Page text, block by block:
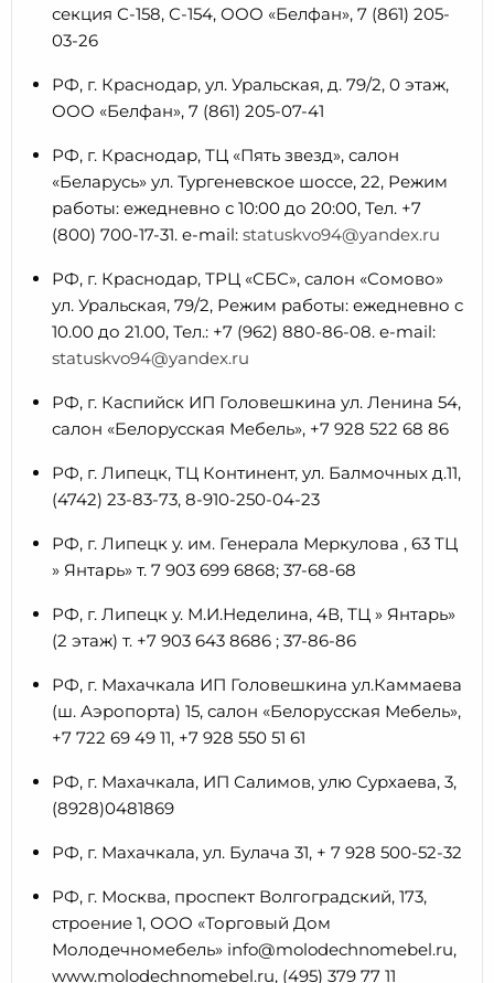
секция С-158, С-154, ООО «Белфан», 7 (861) 205-
03-26
РФ, г. Краснодар, ул. Уральская, д. 79/2, 0 этаж,
ООО «Белфан», 7 (861) 205-07-41
РФ, г. Краснодар, ТЦ «Пять звезд», салон
«Беларусь» ул. Тургеневское шоссе, 22, Режим
работы: ежедневно с 10:00 до 20:00, Тел. +7
(800) 700-17-31. e-mail: statuskvo94@yandex.ru
РФ, г. Краснодар, ТРЦ «СБС», салон «Сомово»
ул. Уральская, 79/2, Режим работы: ежедневно с
10.00 до 21.00, Тел.: +7 (962) 880-86-08. e-mail:
statuskvo94@yandex.ru
РФ, г. Каспийск ИП Головешкина ул. Ленина 54,
салон «Белорусская Мебель», +7 928 522 68 86
РФ, г. Липецк, ТЦ Континент, ул. Балмочных д.11,
(4742) 23-83-73, 8-910-250-04-23
РФ, г. Липецк у. им. Генерала Меркулова , 63 ТЦ
» Янтарь» т. 7 903 699 6868; 37-68-68
РФ, г. Липецк у. М.И.Неделина, 4В, ТЦ » Янтарь»
(2 этаж) т. +7 903 643 8686 ; 37-86-86
РФ, г. Махачкала ИП Головешкина ул.Каммаева
(ш. Аэропорта) 15, салон «Белорусская Мебель»,
+7 722 69 49 11, +7 928 550 51 61
РФ, г. Махачкала, ИП Салимов, улю Сурхаева, 3,
(8928)0481869
РФ, г. Махачкала, ул. Булача 31, + 7 928 500-52-32
РФ, г. Москва, проспект Волгоградский, 173,
строение 1, ООО «Торговый Дом
Молодечномебель» info@molodechnomebel.ru,
www.molodechnomebel.ru, (495) 379 77 11